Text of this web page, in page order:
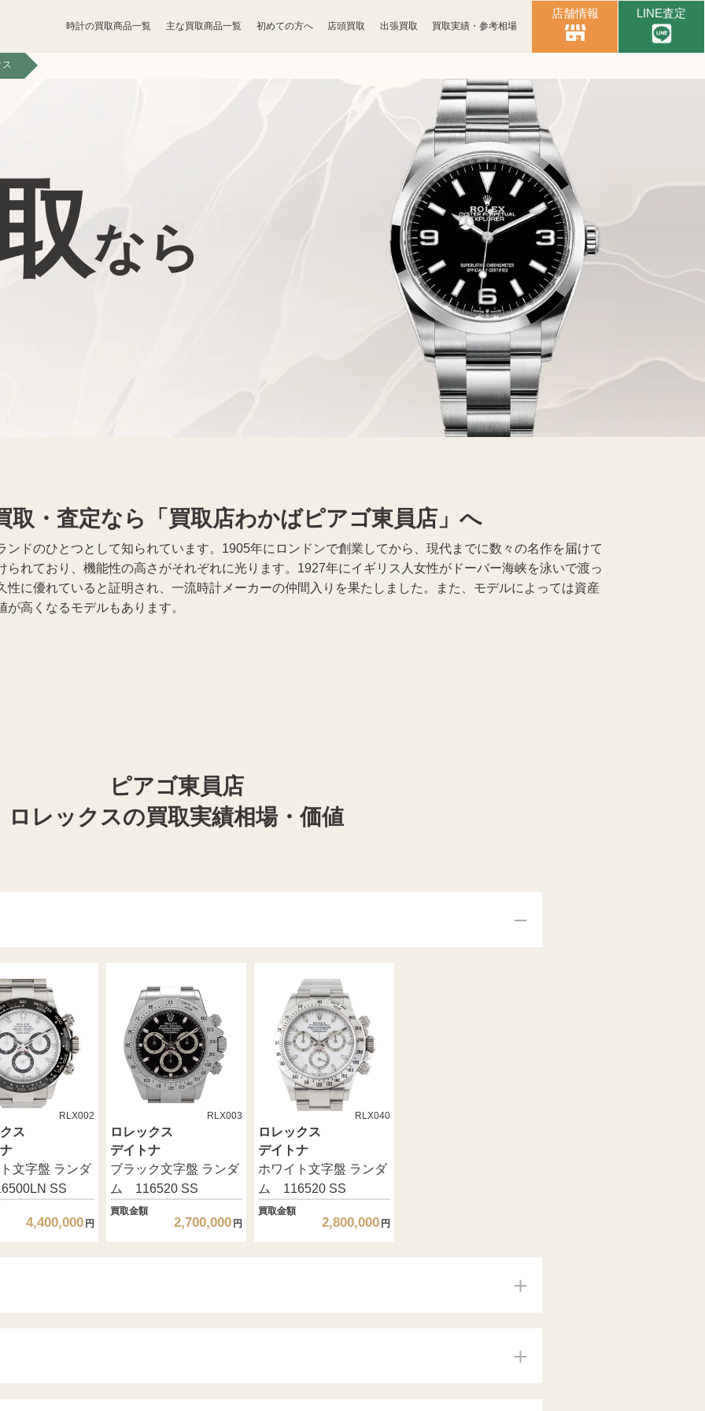
時計の買取商品一覧 主な買取商品一覧
古銭買取 カメラ買取
トレカ買取
パソコン
周辺機器買取
スマホ買取
骨董品買取 楽器買取 金券買取
釣具買取 アパレル買取
電子辞書買取 黒電話買取
レコード買取 仏具買取
初めての方へ 店頭買取 出張買取 買取実績・参考相場
店舗情報 LINE査定
ス
なら
取・査定なら「買取店わかばピアゴ東員店」へ
ドのひとつとして知られています。1905年にロンドンで創業してから、現代までに数々の名作を届けて
れており、機能性の高さがそれぞれに光ります。1927年にイギリス人女性がドーバー海峡を泳いで渡っ
に優れていると証明され、一流時計メーカーの仲間入りを果たしました。また、モデルによっては資産
高くなるモデルもあります。
ピアゴ東員店
ロレックスの買取実績相場・価値
RLX002
ス
文字盤 ランダ
SS
4,400,000 円
RLX003
ロレックス
デイトナ
ブラック文字盤 ランダ
ム 116520 SS
買取金額
2,700,000 円
RLX040
ロレックス
デイトナ
ホワイト文字盤 ランダ
ム 116520 SS
買取金額
2,800,000 円